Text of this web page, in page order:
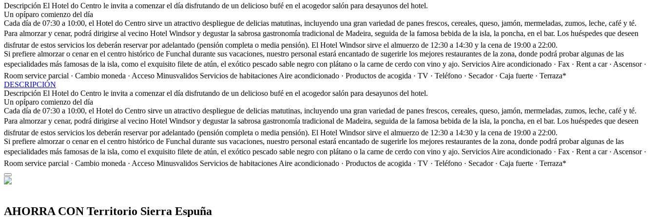
Descripción El Hotel do Centro le invita a comenzar el día disfrutando de un delicioso bufé en el acogedor salón para desayunos del hotel.
Un opíparo comienzo del día
Cada día de 07:30 a 10:00, el Hotel do Centro sirve un atractivo despliegue de delicias matutinas, incluyendo una gran variedad de panes frescos, cereales, queso, jamón, mermeladas, zumos, leche, café y té.
Para almorzar y cenar, podrá dirigirse al vecino Hotel Windsor y degustar la sabrosa gastronomía tradicional de Madeira, seguida de la famosa bebida de la isla, la poncha, en el bar. Los huéspedes que deseen
disfrutar de estos servicios los deberán reservar por adelantado (pensión completa o media pensión). El Hotel Windsor sirve el almuerzo de 12:30 a 14:30 y la cena de 19:00 a 22:00.
Si prefiere almorzar o cenar en el centro histórico de Funchal durante sus vacaciones, nuestro personal estará encantado de sugerirle los mejores restaurantes de la zona, donde podrá probar algunas de las
especialidades más famosas de la isla, como el exquisito filete de atún, el exótico pescado sable negro con plátano o la carne de cerdo con vino y ajo. Servicios Aire acondicionado · Fax · Rent a car · Ascensor ·
Room service parcial · Cambio moneda · Acceso Minusvalidos Servicios de habitaciones Aire acondicionado · Productos de acogida · TV · Teléfono · Secador · Caja fuerte · Terraza*
DESCRIPCIÓN
Descripción El Hotel do Centro le invita a comenzar el día disfrutando de un delicioso bufé en el acogedor salón para desayunos del hotel.
Un opíparo comienzo del día
Cada día de 07:30 a 10:00, el Hotel do Centro sirve un atractivo despliegue de delicias matutinas, incluyendo una gran variedad de panes frescos, cereales, queso, jamón, mermeladas, zumos, leche, café y té.
Para almorzar y cenar, podrá dirigirse al vecino Hotel Windsor y degustar la sabrosa gastronomía tradicional de Madeira, seguida de la famosa bebida de la isla, la poncha, en el bar. Los huéspedes que deseen
disfrutar de estos servicios los deberán reservar por adelantado (pensión completa o media pensión). El Hotel Windsor sirve el almuerzo de 12:30 a 14:30 y la cena de 19:00 a 22:00.
Si prefiere almorzar o cenar en el centro histórico de Funchal durante sus vacaciones, nuestro personal estará encantado de sugerirle los mejores restaurantes de la zona, donde podrá probar algunas de las
especialidades más famosas de la isla, como el exquisito filete de atún, el exótico pescado sable negro con plátano o la carne de cerdo con vino y ajo. Servicios Aire acondicionado · Fax · Rent a car · Ascensor ·
Room service parcial · Cambio moneda · Acceso Minusvalidos Servicios de habitaciones Aire acondicionado · Productos de acogida · TV · Teléfono · Secador · Caja fuerte · Terraza*
AHORRA CON Territorio Sierra Espuña